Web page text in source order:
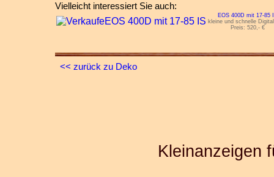
Vielleicht interessiert Sie auch:
EOS 400D mit 17-85
kleine und schnelle
Preis: 520,- €
<< zurück zu Deko
Kleinanzeigen